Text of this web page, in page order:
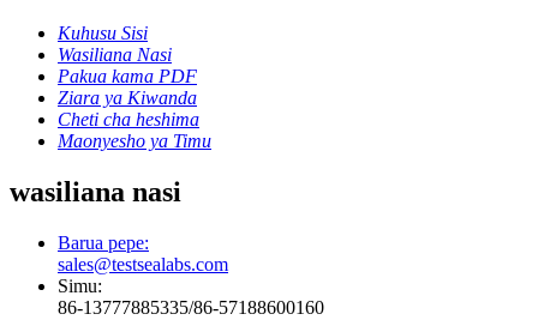
Kuhusu Sisi
Wasiliana Nasi
Pakua kama PDF
Ziara ya Kiwanda
Cheti cha heshima
Maonyesho ya Timu
wasiliana nasi
Barua pepe:
sales@testsealabs.com
Simu:
86-13777885335/86-57188600160